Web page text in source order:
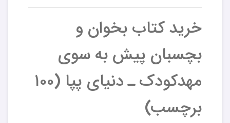
خرید کتاب بخوان و
بچسبان پیش به سوی
مهدکودک ـ دنیای پپا (۱۰۰
برچسب)